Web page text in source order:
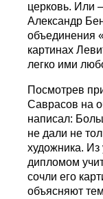
церковь. Или
Александр
объединения
картинах
легко ими
Посмотрев
Саврасов на
написал:
не дали не
художника.
дипломом
сочли его
объясняют